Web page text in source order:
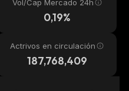
Vol/Cap Mercado 24h
0,19%
Actrivos en circulación
187,768,409